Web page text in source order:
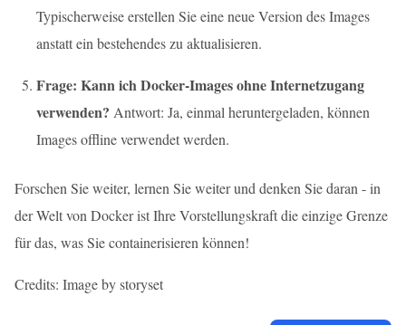
Typischerweise erstellen Sie eine neue Version des Images
anstatt ein bestehendes zu aktualisieren.
Frage: Kann ich Docker-Images ohne Internetzugang
verwenden? Antwort: Ja, einmal heruntergeladen, können
Images offline verwendet werden.
Forschen Sie weiter, lernen Sie weiter und denken Sie daran - in
der Welt von Docker ist Ihre Vorstellungskraft die einzige Grenze
für das, was Sie containerisieren können!
Credits: Image by storyset